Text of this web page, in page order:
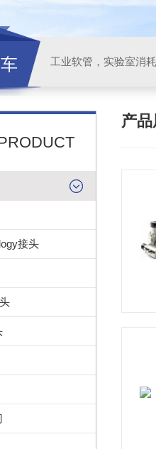
工业软管，实验室消
接头
产